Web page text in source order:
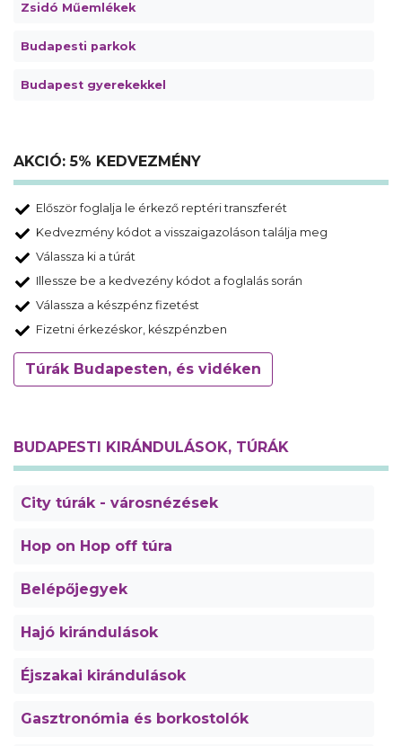
Zsidó Műemlékek
Budapesti parkok
Budapest gyerekekkel
AKCIÓ: 5% KEDVEZMÉNY
Először foglalja le érkező reptéri transzferét
Kedvezmény kódot a visszaigazoláson találja meg
Válassza ki a túrát
Illessze be a kedvezény kódot a foglalás során
Válassza a készpénz fizetést
Fizetni érkezéskor, készpénzben
Túrák Budapesten, és vidéken
BUDAPESTI KIRÁNDULÁSOK, TÚRÁK
City túrák - városnézések
Hop on Hop off túra
Belépőjegyek
Hajó kirándulások
Éjszakai kirándulások
Gasztronómia és borkostolók